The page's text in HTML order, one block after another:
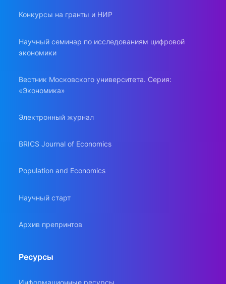
Конкурсы на гранты и НИР
Научный семинар по исследованиям цифровой
экономики
Вестник Московского университета. Серия:
«Экономика»
Электронный журнал
BRICS Journal of Economics
Population and Economics
Научный старт
Архив препринтов
Ресурсы
Информационные ресурсы